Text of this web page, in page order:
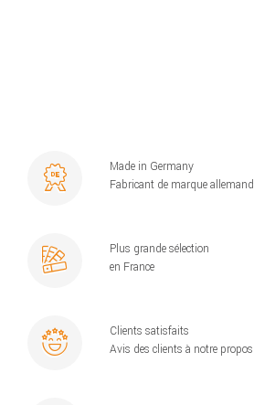
Made in Germany
Fabricant de marque allemand
Plus grande sélection
en France
Clients satisfaits
Avis des clients à notre propos